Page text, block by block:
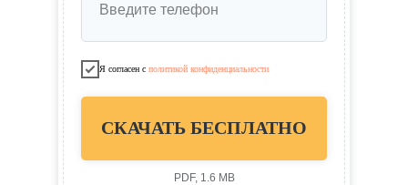
Введите телефон
Я согласен с политикой конфиденциальности
СКАЧАТЬ БЕСПЛАТНО
PDF, 1.6 MB